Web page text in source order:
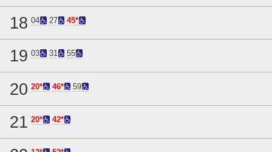
18 04 27 45*
19 03 31 55
20 20* 46* 59
21 20* 42*